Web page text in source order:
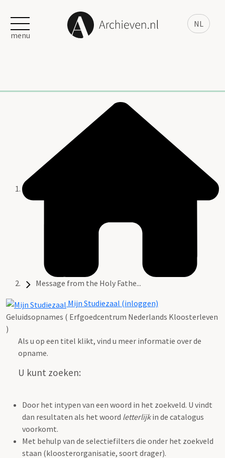
NL
menu
Message from the Holy Fathe...
Mijn Studiezaal (inloggen)
Geluidsopnames ( Erfgoedcentrum Nederlands Kloosterleven
)
Als u op een titel klikt, vind u meer informatie over de
opname.
U kunt zoeken:
Door het intypen van een woord in het zoekveld. U vindt
dan resultaten als het woord letterlijkin de catalogus
voorkomt.
Met behulp van de selectiefilters die onder het zoekveld
staan (kloosterorganisatie, soort drager).